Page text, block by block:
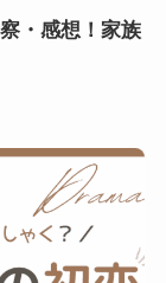
・感想！家族